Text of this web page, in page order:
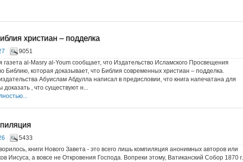
христиан – подделка
9051
газета al-Masry al-Youm сообщает, что Издательство Исламского Просвещения
Библию, которая доказывает, что Библия современных христиан – подделка.
Абуислам Абдулла написал в предисловии, что книга напечатана для
доказать , что существуют н...
5433
книги Нового Завета - это всего лишь компиляция анонимных авторов или
Иисуса, а вовсе не Откровения Господа. Вопреки этому, Ватиканский Собор 1870 г.